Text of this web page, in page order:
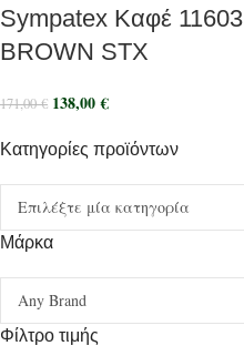
Κατηγορίες προϊόντων
Μάρκα
Φίλτρο τιμής
Sympatex Καφέ 11603
BROWN STX
171,00€ 138,00€